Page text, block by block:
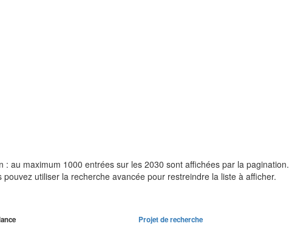
: au maximum 1000 entrées sur les 2030 sont affichées par la pagination.
pouvez utiliser la recherche avancée pour restreindre la liste à afficher.
Projet de recherche